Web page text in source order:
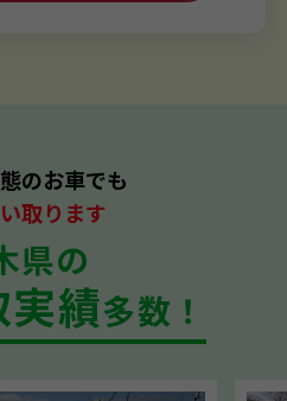
のお車でも
取ります
県の
績多数！